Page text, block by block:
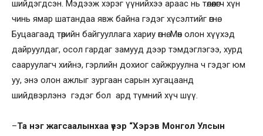
шийдэгдсэн. Мэдээж хэрэг үүнийхээ араас нь төлөөлөгч хүн
чинь ямар шатандаа явж байна гэдэг хүсэлтийг өгнө.
Буцаагаад төрийн байгууллага хариу өгнө. Мөн олон хүүхэд
дайруулдаг, осол гардаг замууд дээр тэмдэглэгээ, хурд
сааруулагч хийнэ, гэрлийн дохиог сайжруулна ч гэдэг юм
уу, энэ олон ажлыг зургаан сарын хугацаанд
шийдвэрлэнэ гэдэг бол ард түмний хүч шүү.
–Та нэг жагсаалынхаа үеэр “Хэрэв Монгол Улсын